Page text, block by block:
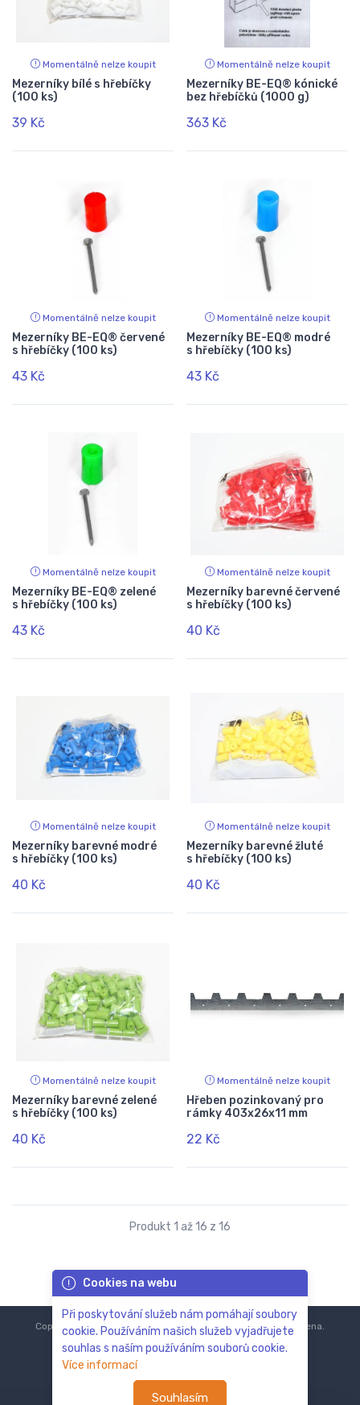
Momentálně nelze koupit
Mezerníky bílé s hřebíčky
(100 ks)
39 Kč
Momentálně nelze koupit
Mezerníky BE-EQ® kónické
bez hřebíčků (1000 g)
363 Kč
Momentálně nelze koupit
Mezerníky BE-EQ® červené
s hřebíčky (100 ks)
43 Kč
Momentálně nelze koupit
Mezerníky BE-EQ® modré
s hřebíčky (100 ks)
43 Kč
Momentálně nelze koupit
Mezerníky BE-EQ® zelené
s hřebíčky (100 ks)
43 Kč
Momentálně nelze koupit
Mezerníky barevné červené
s hřebíčky (100 ks)
40 Kč
Momentálně nelze koupit
Mezerníky barevné modré
s hřebíčky (100 ks)
40 Kč
Momentálně nelze koupit
Mezerníky barevné žluté
s hřebíčky (100 ks)
40 Kč
Momentálně nelze koupit
Mezerníky barevné zelené
s hřebíčky (100 ks)
40 Kč
Momentálně nelze koupit
Hřeben pozinkovaný pro
rámky 403x26x11 mm
22 Kč
Produkt 1 až 16 z 16
Cookies na webu
Při poskytování služeb nám pomáhají soubory
cookie. Používáním našich služeb vyjadřujete
souhlas s naším používáním souborů cookie.
Více informací
Souhlasím
Copyright © 2018-2024ZoOo.cz®Všechna práva vyhrazena.